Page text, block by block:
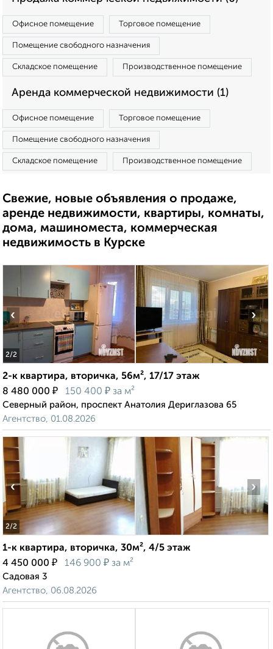
Офисное помещение Торговое помещение
Помещение свободного назначения
Складское помещение Производственное помещение
Аренда коммерческой недвижимости (1)
Офисное помещение Торговое помещение
Помещение свободного назначения
Складское помещение Производственное помещение
Свежие, новые объявления о продаже,
аренде недвижимости, квартиры, комнаты,
дома, машиноместа, коммерческая
недвижимость в Курске
2/2
‹ ›
2-к квартира, вторичка, 56м², 17/17 этаж
8 480 000 ₽ 150 400 ₽ за м²
Северный район, проспект Анатолия Дериглазова 65
Агентство, 01.08.2026
2/2
‹ ›
1-к квартира, вторичка, 30м², 4/5 этаж
4 450 000 ₽ 146 900 ₽ за м²
Садовая 3
Агентство, 06.08.2026